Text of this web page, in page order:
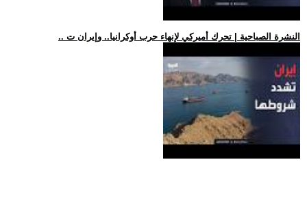
.. النشرة الصباحية | تحرك أميركي لإنهاء حرب أوكرانيا.. وإيران ت